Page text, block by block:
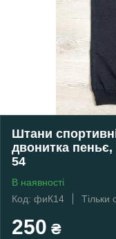
Штани
двонитка пеньє,
54
В наявності
Код: фиК14
Тільки
250 ₴